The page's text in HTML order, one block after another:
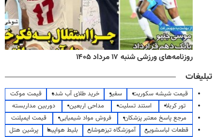
روزنامه‌های ورزشی شنبه ۱۷ مرداد ۱۴۰۵
تبلیغات
قیمت شیشه سکوریت سفیر خرید طلای آب شده
قیمت موکت
تور کربلا
استند تسلیت مداحی اربعین
دوربین مداربسته
مرجع پاسخ معتبر پزشکان
فروش مواد شیمیایی
قیمت ایمپلنت
قطعات لباسشویی
آموزشگاه تیزهوشان بلیط هواپیما
پرشین هتل